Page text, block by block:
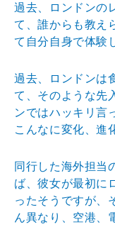
過去、ロンドンの
て、誰からも教え
て自分自身で体験
過去、ロンドンは
て、そのような先
ンではハッキリ言
こんなに変化、進
同行した海外担当
ば、彼女が最初に
ったそうですが、
ん異なり、空港、